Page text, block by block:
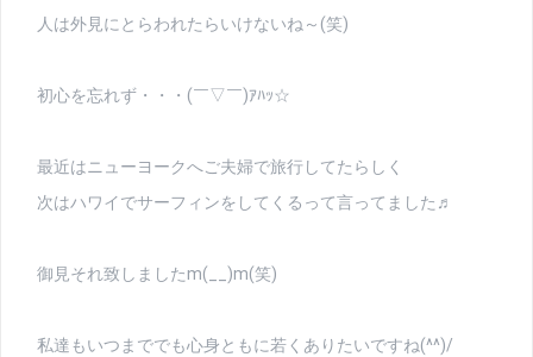
人は外見にとらわれたらいけないね～(笑)
初心を忘れず・・・(￣▽￣)ｱﾊｯ☆
最近はニューヨークへご夫婦で旅行してたらしく
次はハワイでサーフィンをしてくるって言ってました♬
御見それ致しましたm(__)m(笑)
私達もいつまででも心身ともに若くありたいですね(^^)/